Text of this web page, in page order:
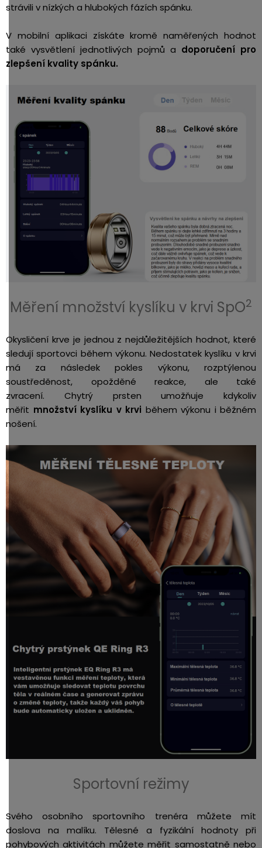
strávili v nízkých a hlubokých fázích spánku.
V mobilní aplikaci získáte kromě naměřených hodnot
také vysvětlení jednotlivých pojmů a doporučení pro
zlepšení kvality spánku.
Měření množství kyslíku v krvi SpO2
Okysličení krve je jednou z nejdůležitějších hodnot, které
sledují sportovci během výkonu. Nedostatek kyslíku v krvi
má za následek pokles výkonu, rozptýlenou
soustředěnost, opožděné reakce, ale také
zvracení. Chytrý prsten umožňuje kdykoliv
měřit množství kyslíku v krvi během výkonu i běžném
nošení.
Sportovní režimy
Svého osobního sportovního trenéra můžete mít
doslova na malíku. Tělesné a fyzikální hodnoty při
pohybových aktivitách můžete měřit samostatně nebo